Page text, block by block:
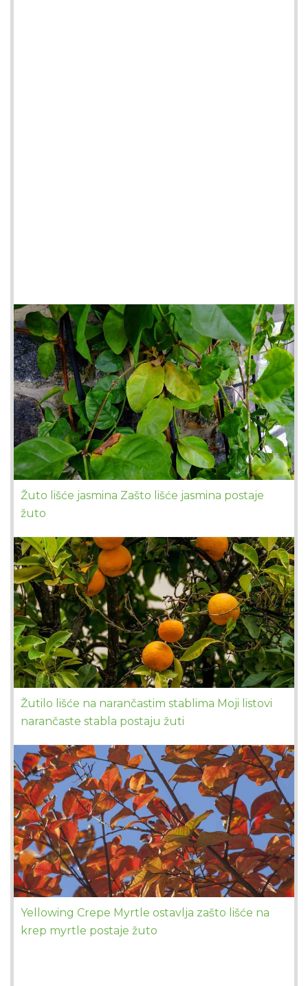
Žuto lišće jasmina Zašto lišće jasmina postaje
žuto
Žutilo lišće na narančastim stablima Moji listovi
narančaste stabla postaju žuti
Yellowing Crepe Myrtle ostavlja zašto lišće na
krep myrtle postaje žuto